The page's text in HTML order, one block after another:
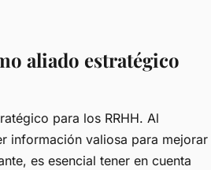
aliado estratégico
para los RRHH. Al
información valiosa para mejorar
es esencial tener en cuenta